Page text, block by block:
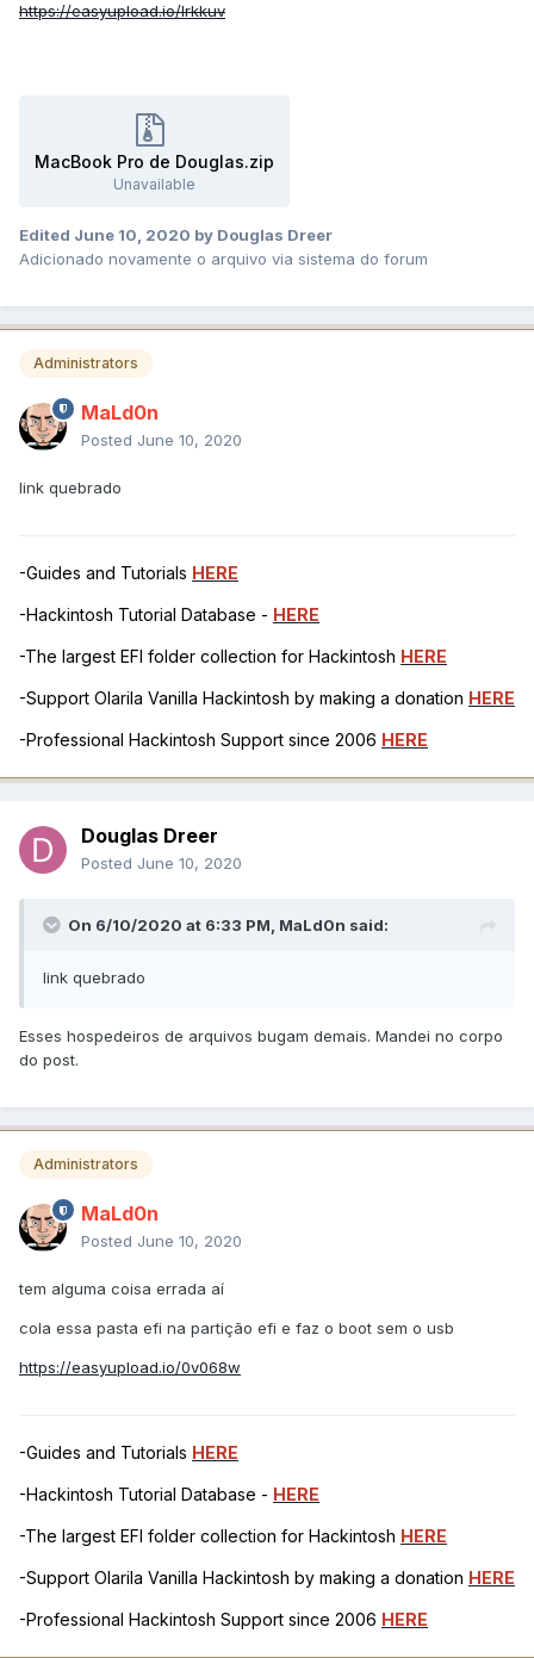
https://easyupload.io/lrkkuv
MacBook Pro de Douglas.zip
Unavailable
Edited June 10, 2020 by Douglas Dreer
Adicionado novamente o arquivo via sistema do forum
Administrators
MaLd0n
Posted June 10, 2020
link quebrado
-Guides and Tutorials HERE
-Hackintosh Tutorial Database - HERE
-The largest EFI folder collection for Hackintosh HERE
-Support Olarila Vanilla Hackintosh by making a donation HERE
-Professional Hackintosh Support since 2006 HERE
Douglas Dreer
Posted June 10, 2020
On 6/10/2020 at 6:33 PM, MaLd0n said:
link quebrado
Esses hospedeiros de arquivos bugam demais. Mandei no corpo
do post.
Administrators
MaLd0n
Posted June 10, 2020
tem alguma coisa errada aí
cola essa pasta efi na partição efi e faz o boot sem o usb
https://easyupload.io/0v068w
-Guides and Tutorials HERE
-Hackintosh Tutorial Database - HERE
-The largest EFI folder collection for Hackintosh HERE
-Support Olarila Vanilla Hackintosh by making a donation HERE
-Professional Hackintosh Support since 2006 HERE